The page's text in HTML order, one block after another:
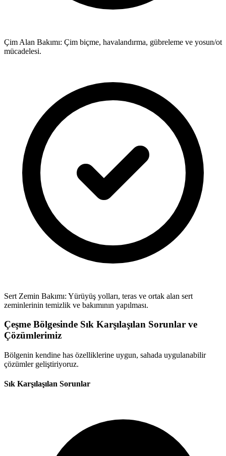
Çim Alan Bakımı: Çim biçme, havalandırma, gübreleme ve yosun/ot
mücadelesi.
Sert Zemin Bakımı: Yürüyüş yolları, teras ve ortak alan sert
zeminlerinin temizlik ve bakımının yapılması.
Çeşme Bölgesinde Sık Karşılaşılan Sorunlar ve
Çözümlerimiz
Bölgenin kendine has özelliklerine uygun, sahada uygulanabilir
çözümler geliştiriyoruz.
Sık Karşılaşılan Sorunlar